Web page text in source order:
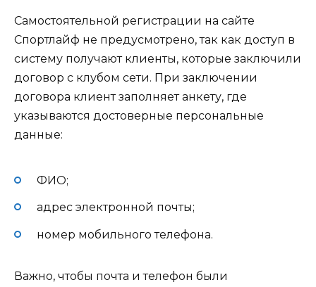
Самостоятельной регистрации на сайте
Спортлайф не предусмотрено, так как доступ в
систему получают клиенты, которые заключили
договор с клубом сети. При заключении
договора клиент заполняет анкету, где
указываются достоверные персональные
данные:
ФИО;
адрес электронной почты;
номер мобильного телефона.
Важно, чтобы почта и телефон были